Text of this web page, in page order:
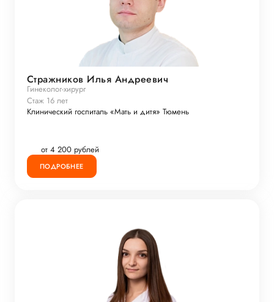
Стражников Илья Андреевич
Гинеколог-хирург
Стаж 16 лет
Клинический госпиталь «Мать и дитя» Тюмень
от 4 200 рублей
ПОДРОБНЕЕ